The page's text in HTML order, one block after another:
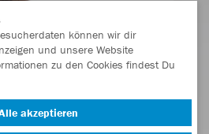
können wir dir
und unsere Website
zu den Cookies findest Du
akzeptieren